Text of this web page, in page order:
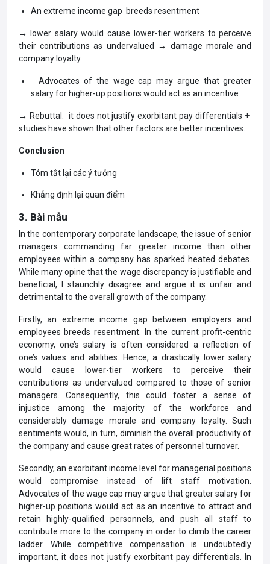
An extreme income gap breeds resentment
→ lower salary would cause lower-tier workers to perceive
their contributions as undervalued → damage morale and
company loyalty
Advocates of the wage cap may argue that greater
salary for higher-up positions would act as an incentive
→ Rebuttal: it does not justify exorbitant pay differentials +
studies have shown that other factors are better incentives.
Conclusion
Tóm tắt lại các ý tưởng
Khẳng định lại quan điểm
3. Bài mẫu
In the contemporary corporate landscape, the issue of senior
managers commanding far greater income than other
employees within a company has sparked heated debates.
While many opine that the wage discrepancy is justifiable and
beneficial, I staunchly disagree and argue it is unfair and
detrimental to the overall growth of the company.
Firstly, an extreme income gap between employers and
employees breeds resentment. In the current profit-centric
economy, one’s salary is often considered a reflection of
one’s values and abilities. Hence, a drastically lower salary
would cause lower-tier workers to perceive their
contributions as undervalued compared to those of senior
managers. Consequently, this could foster a sense of
injustice among the majority of the workforce and
considerably damage morale and company loyalty. Such
sentiments would, in turn, diminish the overall productivity of
the company and cause great rates of personnel turnover.
Secondly, an exorbitant income level for managerial positions
would compromise instead of lift staff motivation.
Advocates of the wage cap may argue that greater salary for
higher-up positions would act as an incentive to attract and
retain highly-qualified personnels, and push all staff to
contribute more to the company in order to climb the career
ladder. While competitive compensation is undoubtedly
important, it does not justify exorbitant pay differentials. In